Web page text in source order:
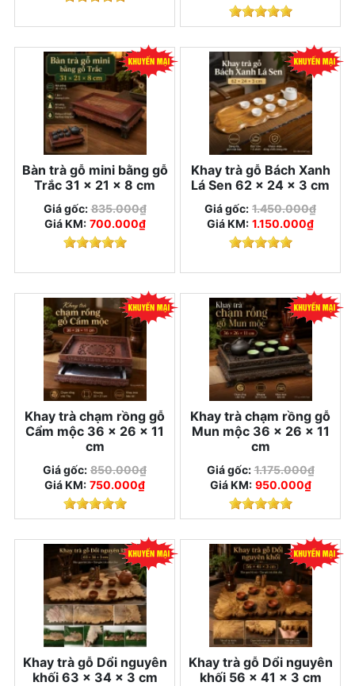
Bàn trà gỗ mini bằng gỗ
Trắc 31 × 21 × 8 cm
Giá gốc: 835.000₫
Giá KM: 700.000₫
Khay trà gỗ Bách Xanh
Lá Sen 62 × 24 × 3 cm
Giá gốc: 1.450.000₫
Giá KM: 1.150.000₫
Khay trà chạm rồng gỗ
Cẩm mộc 36 × 26 × 11
cm
Giá gốc: 850.000₫
Giá KM: 750.000₫
Khay trà chạm rồng gỗ
Mun mộc 36 × 26 × 11
cm
Giá gốc: 1.175.000₫
Giá KM: 950.000₫
Khay trà gỗ Dổi nguyên
khối 63 × 34 × 3 cm
Khay trà gỗ Dổi nguyên
khối 56 × 41 × 3 cm